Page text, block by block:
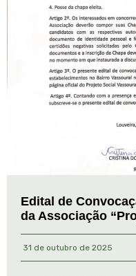
Edital de
da Associação
31 de outubro de 2025